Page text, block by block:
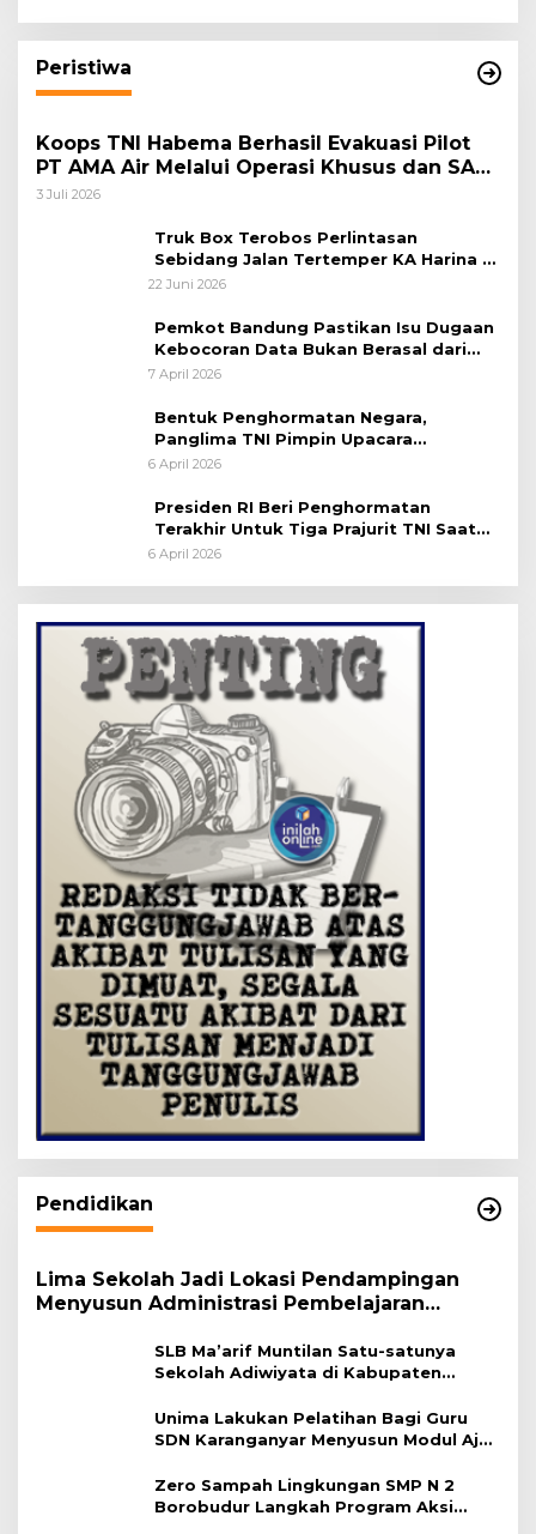
Peristiwa
Koops TNI Habema Berhasil Evakuasi Pilot
PT AMA Air Melalui Operasi Khusus dan SAR
Taktis
3 Juli 2026
Truk Box Terobos Perlintasan
Sebidang Jalan Tertemper KA Harina di
Jalan Stasiun Poncol-Jrakah Semarang
22 Juni 2026
Pemkot Bandung Pastikan Isu Dugaan
Kebocoran Data Bukan Berasal dari
Server Disdukcapil
7 April 2026
Bentuk Penghormatan Negara,
Panglima TNI Pimpin Upacara
Pemakaman Militer
6 April 2026
Presiden RI Beri Penghormatan
Terakhir Untuk Tiga Prajurit TNI Saat
Persemayaman di Bandara Soekarno-
6 April 2026
Pendidikan
Lima Sekolah Jadi Lokasi Pendampingan
Menyusun Administrasi Pembelajaran
SLB Ma’arif Muntilan Satu-satunya
Sekolah Adiwiyata di Kabupaten
Unima Lakukan Pelatihan Bagi Guru
SDN Karanganyar Menyusun Modul Ajar
Zero Sampah Lingkungan SMP N 2
Borobudur Langkah Program Aksi